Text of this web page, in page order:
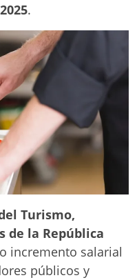
.
Turismo,
de la República
incremento salarial
públicos y